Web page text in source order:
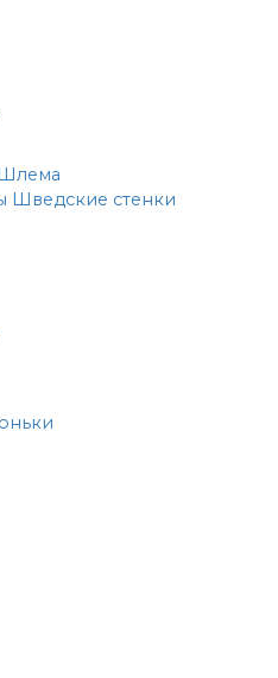
Шлема
Шведские стенки